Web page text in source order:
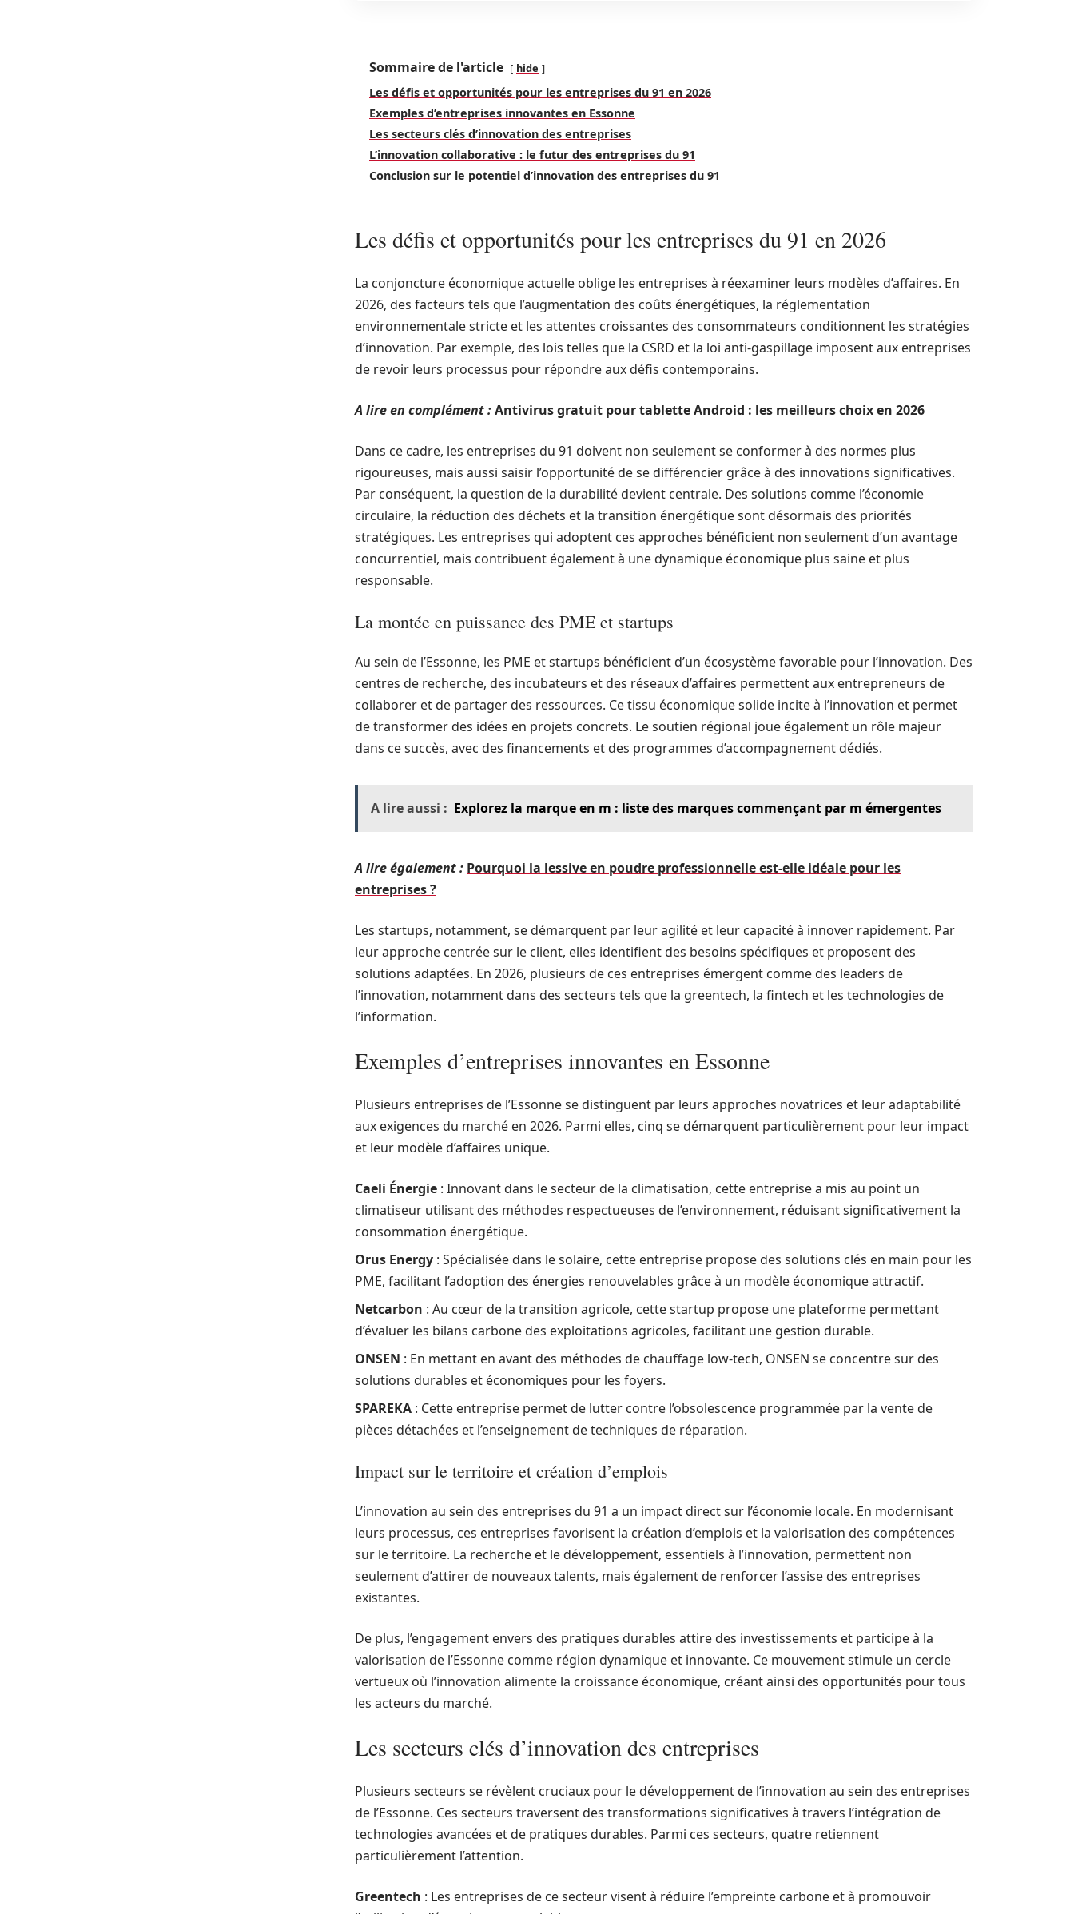
Sommaire de l'article hide
Les défis et opportunités pour les entreprises du 91 en 2026
Exemples d’entreprises innovantes en Essonne
Les secteurs clés d’innovation des entreprises
L’innovation collaborative : le futur des entreprises du 91
Conclusion sur le potentiel d’innovation des entreprises du 91
Les défis et opportunités pour les entreprises du 91 en 2026
La conjoncture économique actuelle oblige les entreprises à réexaminer leurs modèles d’affaires. En
2026, des facteurs tels que l’augmentation des coûts énergétiques, la réglementation
environnementale stricte et les attentes croissantes des consommateurs conditionnent les stratégies
d’innovation. Par exemple, des lois telles que la CSRD et la loi anti-gaspillage imposent aux entreprises
de revoir leurs processus pour répondre aux défis contemporains.
A lire en complément :Antivirus gratuit pour tablette Android : les meilleurs choix en 2026
Dans ce cadre, les entreprises du 91 doivent non seulement se conformer à des normes plus
rigoureuses, mais aussi saisir l’opportunité de se différencier grâce à des innovations significatives.
Par conséquent, la question de la durabilité devient centrale. Des solutions comme l’économie
circulaire, la réduction des déchets et la transition énergétique sont désormais des priorités
stratégiques. Les entreprises qui adoptent ces approches bénéficient non seulement d’un avantage
concurrentiel, mais contribuent également à une dynamique économique plus saine et plus
responsable.
La montée en puissance des PME et startups
Au sein de l’Essonne, les PME et startups bénéficient d’un écosystème favorable pour l’innovation. Des
centres de recherche, des incubateurs et des réseaux d’affaires permettent aux entrepreneurs de
collaborer et de partager des ressources. Ce tissu économique solide incite à l’innovation et permet
de transformer des idées en projets concrets. Le soutien régional joue également un rôle majeur
dans ce succès, avec des financements et des programmes d’accompagnement dédiés.
A lire aussi : Explorez la marque en m : liste des marques commençant par m émergentes
A lire également : Pourquoi la lessive en poudre professionnelle est-elle idéale pour les
entreprises ?
Les startups, notamment, se démarquent par leur agilité et leur capacité à innover rapidement. Par
leur approche centrée sur le client, elles identifient des besoins spécifiques et proposent des
solutions adaptées. En 2026, plusieurs de ces entreprises émergent comme des leaders de
l’innovation, notamment dans des secteurs tels que la greentech, la fintech et les technologies de
l’information.
Exemples d’entreprises innovantes en Essonne
Plusieurs entreprises de l’Essonne se distinguent par leurs approches novatrices et leur adaptabilité
aux exigences du marché en 2026. Parmi elles, cinq se démarquent particulièrement pour leur impact
et leur modèle d’affaires unique.
Caeli Énergie : Innovant dans le secteur de la climatisation, cette entreprise a mis au point un
climatiseur utilisant des méthodes respectueuses de l’environnement, réduisant significativement la
consommation énergétique.
Orus Energy : Spécialisée dans le solaire, cette entreprise propose des solutions clés en main pour les
PME, facilitant l’adoption des énergies renouvelables grâce à un modèle économique attractif.
Netcarbon : Au cœur de la transition agricole, cette startup propose une plateforme permettant
d’évaluer les bilans carbone des exploitations agricoles, facilitant une gestion durable.
ONSEN : En mettant en avant des méthodes de chauffage low-tech, ONSEN se concentre sur des
solutions durables et économiques pour les foyers.
SPAREKA : Cette entreprise permet de lutter contre l’obsolescence programmée par la vente de
pièces détachées et l’enseignement de techniques de réparation.
Impact sur le territoire et création d’emplois
L’innovation au sein des entreprises du 91 a un impact direct sur l’économie locale. En modernisant
leurs processus, ces entreprises favorisent la création d’emplois et la valorisation des compétences
sur le territoire. La recherche et le développement, essentiels à l’innovation, permettent non
seulement d’attirer de nouveaux talents, mais également de renforcer l’assise des entreprises
existantes.
De plus, l’engagement envers des pratiques durables attire des investissements et participe à la
valorisation de l’Essonne comme région dynamique et innovante. Ce mouvement stimule un cercle
vertueux où l’innovation alimente la croissance économique, créant ainsi des opportunités pour tous
les acteurs du marché.
Les secteurs clés d’innovation des entreprises
Plusieurs secteurs se révèlent cruciaux pour le développement de l’innovation au sein des entreprises
de l’Essonne. Ces secteurs traversent des transformations significatives à travers l’intégration de
technologies avancées et de pratiques durables. Parmi ces secteurs, quatre retiennent
particulièrement l’attention.
Greentech : Les entreprises de ce secteur visent à réduire l’empreinte carbone et à promouvoir